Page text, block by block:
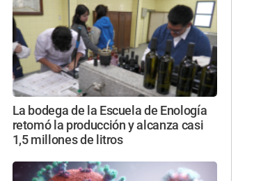
La bodega de la Escuela de Enología
retomó la producción y alcanza casi
1,5 millones de litros